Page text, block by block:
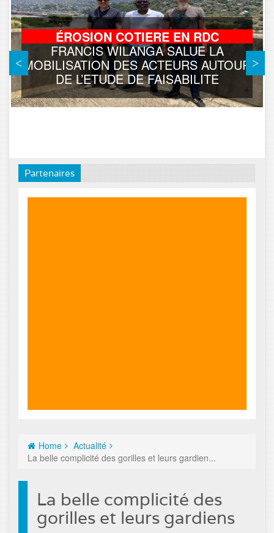
ÉROSION COTIERE EN RDC
FRANCIS WILANGA SALUE LA
MOBILISATION DES ACTEURS AUTOUR
DE L’ETUDE DE FAISABILITE
Partenaires
Home
Actualité
La belle complicité des gorilles et leurs gardien...
La belle complicité des
gorilles et leurs gardiens